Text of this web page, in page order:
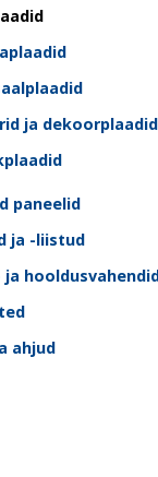
ja dekoorplaadid
paneelid
ja -liistud
ja
ahjud